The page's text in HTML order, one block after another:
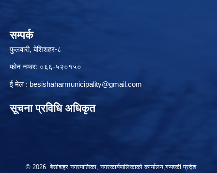
सम्पर्क
फुलवारी, बेशिशहर-८
फोन नम्बर: ०६६-५२०१५०
ई मेल : besishaharmunicipality@gmail.com
सूचना प्रविधि अधिकृत
© 2026 बेसीशहर नगरपालिका, नगरकार्यपालिकाको कार्यालय,गण्डकी प्रदेश